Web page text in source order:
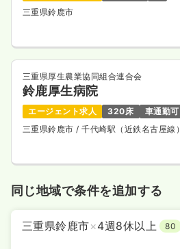
三重県鈴鹿市
三重県厚生農業協同組合連合会
鈴鹿厚生病院
エージェント求人 320床
車通勤可
三重県鈴鹿市/ 千代崎駅（近鉄名古屋線
同じ地域で条件を追加する
三重県鈴鹿市×4週8休以上 80